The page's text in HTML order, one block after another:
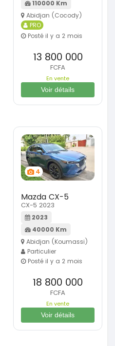
110000 Km
Abidjan (Cocody)
PRO
Posté il y a 2 mois
13 800 000
FCFA
En vente
Voir détails
4
Mazda CX-5
CX-5 2023
2023
40000 Km
Abidjan (Koumassi)
Particulier
Posté il y a 2 mois
18 800 000
FCFA
En vente
Voir détails